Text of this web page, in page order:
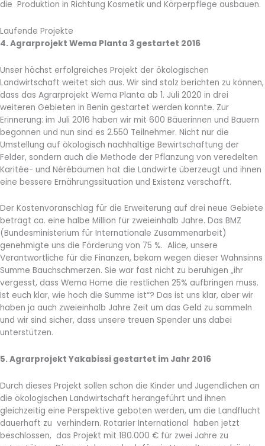
die Produktion in Richtung Kosmetik und Körperpflege ausbauen.
Laufende Projekte
4. Agrarprojekt Wema Planta 3 gestartet 2016
Unser höchst erfolgreiches Projekt der ökologischen
Landwirtschaft weitet sich aus. Wir sind stolz berichten zu können,
dass das Agrarprojekt Wema Planta ab 1. Juli 2020 in drei
weiteren Gebieten in Benin gestartet werden konnte. Zur
Erinnerung: im Juli 2016 haben wir mit 600 Bäuerinnen und Bauern
begonnen und nun sind es 2.550 Teilnehmer. Nicht nur die
Umstellung auf ökologisch nachhaltige Bewirtschaftung der
Felder, sondern auch die Methode der Pflanzung von veredelten
Karitée- und Nérébäumen hat die Landwirte überzeugt und ihnen
eine bessere Ernährungssituation und Existenz verschafft.
Der Kostenvoranschlag für die Erweiterung auf drei neue Gebiete
beträgt ca. eine halbe Million für zweieinhalb Jahre. Das BMZ
(Bundesministerium für Internationale Zusammenarbeit)
genehmigte uns die Förderung von 75 %. Alice, unsere
Verantwortliche für die Finanzen, bekam wegen dieser Wahnsinns
Summe Bauchschmerzen. Sie war fast nicht zu beruhigen „ihr
vergesst, dass Wema Home die restlichen 25% aufbringen muss.
Ist euch klar, wie hoch die Summe ist“? Das ist uns klar, aber wir
haben ja auch zweieinhalb Jahre Zeit um das Geld zu sammeln
und wir sind sicher, dass unsere treuen Spender uns dabei
unterstützen.
5. Agrarprojekt Yakabissi gestartet im Jahr 2016
Durch dieses Projekt sollen schon die Kinder und Jugendlichen an
die ökologischen Landwirtschaft herangeführt und ihnen
gleichzeitig eine Perspektive geboten werden, um die Landflucht
dauerhaft zu verhindern. Rotarier International haben jetzt
beschlossen, das Projekt mit 180.000 € für zwei Jahre zu